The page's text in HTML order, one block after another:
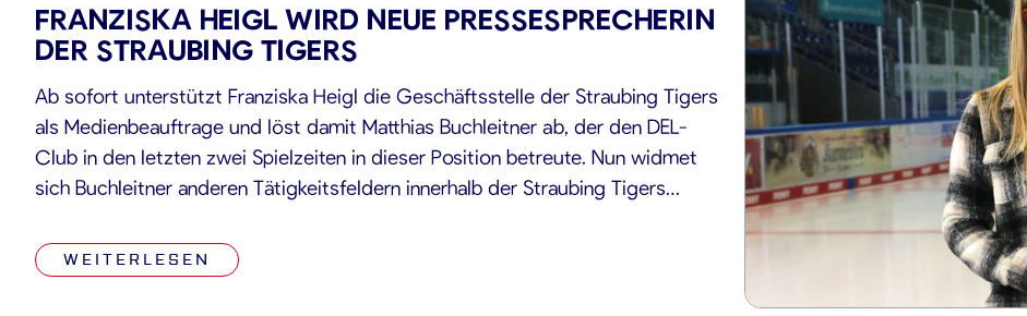
FRANZISKA HEIGL WIRD NEUE PRESSESPRECHERIN
DER STRAUBING TIGERS
Ab sofort unterstützt Franziska Heigl die Geschäftsstelle der Straubing Tigers
als Medienbeauftrage und löst damit Matthias Buchleitner ab, der den DEL-
Club in den letzten zwei Spielzeiten in dieser Position betreute. Nun widmet
sich Buchleitner anderen Tätigkeitsfeldern innerhalb der Straubing Tigers
Relaunches der gesamten […]
WEITERLESEN